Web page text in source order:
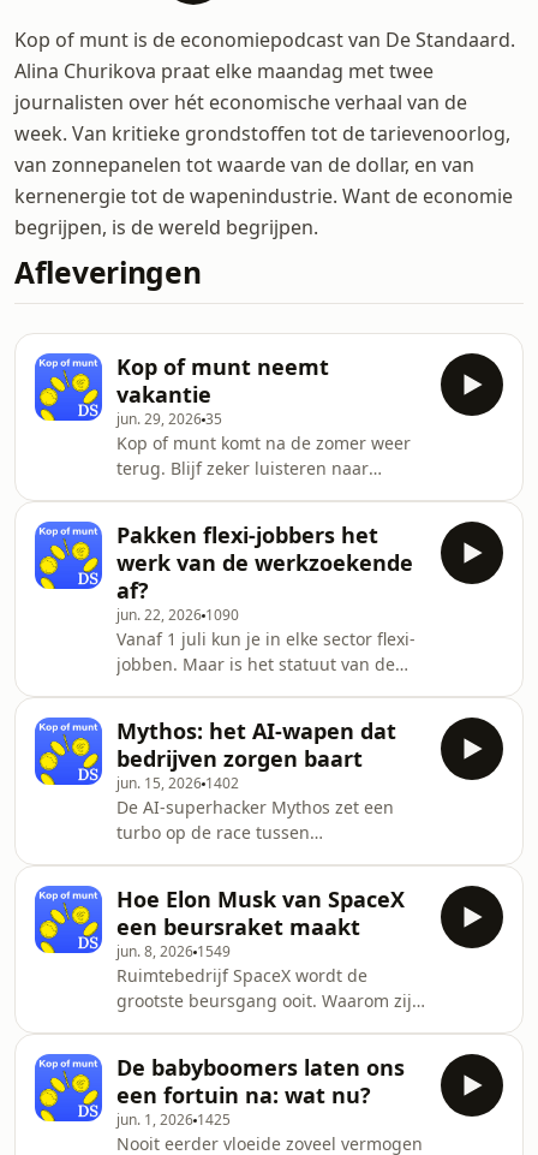
Kop of munt is de economiepodcast van De Standaard.
Alina Churikova praat elke maandag met twee
journalisten over hét economische verhaal van de
week. Van kritieke grondstoffen tot de tarievenoorlog,
van zonnepanelen tot waarde van de dollar, en van
kernenergie tot de wapenindustrie. Want de economie
begrijpen, is de wereld begrijpen.
Afleveringen
Kop of munt neemt
vakantie
jun. 29, 202635
Kop of munt komt na de zomer weer
terug. Blijf zeker luisteren naar
information.
Pakken flexi-jobbers het
werk van de werkzoekende
af?
jun. 22, 2026 1090
Vanaf 1 juli kun je in elke sector flexi-
jobben. Maar is het statuut van de
succesverhaal. Werknemers kunnen
onbelast bijverdienen, werkgevers
hebben voordelige werkkrachten, en
voor beide partijen is er flexibiliteit.
Het statuut werd in het leven
geroepen om de horeca te helpen.
Maar vanaf 1 juli zul je in elke sector
kunnen
Mythos: het AI-wapen dat
bedrijven zorgen baart
jun. 15, 2026 1402
De AI-superhacker Mythos zet een
turbo op de race tussen
afkomt? ­ Het krachtige AI-systeem
Mythos ontdekt kwetsbaarheden in
software in zo’n hoog tempo dat de
menselijke teams amper kunnen
volgen. Dat maakt onze systemen
veiliger, maar wat als zo’n AI-systeem
als Mythos in verkeerde handen valt? ­
Het creëert nieuwe risico'
Hoe Elon Musk van SpaceX
een beursraket maakt
jun. 8, 2026 1549
Ruimtebedrijf SpaceX wordt de
grootste beursgang ooit. Waarom zijn
beursgang van SpaceX wordt hét
evenement van 2026 op de financiële
markten. Elon Musk wil 75 miljard
De babyboomers laten ons
een fortuin na: wat nu?
jun. 1, 2026 1425
Nooit eerder vloeide zoveel vermogen